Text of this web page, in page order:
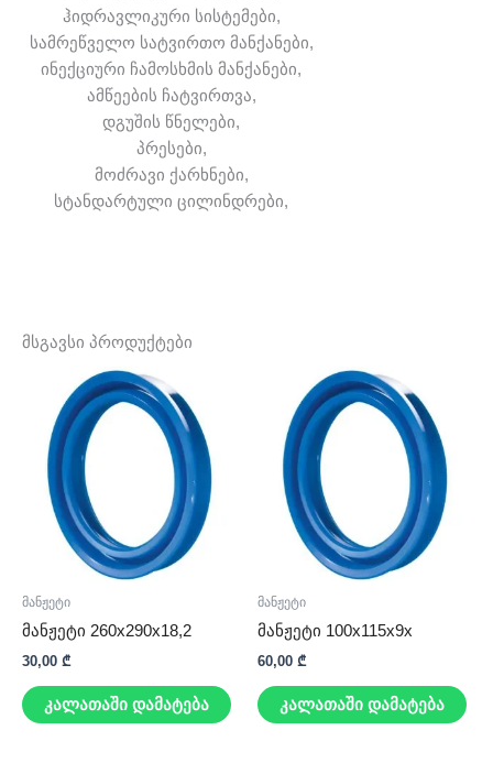
ჰიდრავლიკური სისტემები,
სამრეწველო სატვირთო მანქანები,
ინექციური ჩამოსხმის მანქანები,
ამწეების ჩატვირთვა,
დგუშის წნელები,
პრესები,
მოძრავი ქარხნები,
სტანდარტული ცილინდრები,
მსგავსი პროდუქტები
მანჟეტი
მანჟეტი 260x290x18,2
30,00 ₾
კალათაში დამატება
მანჟეტი
მანჟეტი 100x115x9x
60,00 ₾
კალათაში დამატება